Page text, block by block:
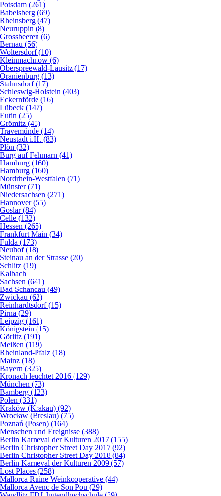
Potsdam (261)
Babelsberg (69)
Rheinsberg (47)
Neuruppin (8)
Grossbeeren (6)
Bernau (56)
Woltersdorf (10)
Kleinmachnow (6)
Oberspreewald-Lausitz (17)
Oranienburg (13)
Stahnsdorf (17)
Schleswig-Holstein (403)
Eckernförde (16)
Lübeck (147)
Eutin (25)
Grömitz (45)
Travemünde (14)
Neustadt i.H. (83)
Plön (32)
Burg auf Fehmarn (41)
Hamburg (160)
Hamburg (160)
Nordrhein-Westfalen (71)
Münster (71)
Niedersachsen (271)
Hannover (55)
Goslar (84)
Celle (132)
Hessen (265)
Frankfurt Main (34)
Fulda (173)
Neuhof (18)
Steinau an der Strasse (20)
Schlitz (19)
Kalbach
Sachsen (641)
Bad Schandau (49)
Zwickau (62)
Reinhardtsdorf (15)
Pirna (29)
Leipzig (161)
Königstein (15)
Görlitz (191)
Meißen (119)
Rheinland-Pfalz (18)
Mainz (18)
Bayern (325)
Kronach leuchtet 2016 (129)
München (73)
Bamberg (123)
Polen (331)
Kraków (Krakau) (92)
Wrocław (Breslau) (75)
Poznań (Posen) (164)
Menschen und Ereignisse (388)
Berlin Karneval der Kulturen 2017 (155)
Berlin Christopher Street Day 2017 (92)
Berlin Christopher Street Day 2018 (84)
Berlin Karneval der Kulturen 2009 (57)
Lost Places (258)
Mallorca Ruine Weinkooperative (44)
Mallorca Avenc de Son Pou (29)